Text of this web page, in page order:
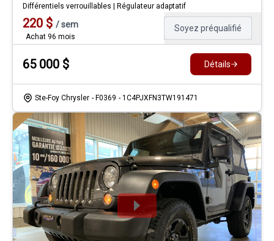
Différentiels verrouillables | Régulateur adaptatif
220 $ /sem
Achat 96 mois
Soyez préqualifié
65 000 $ Détails
Ste-Foy Chrysler - F0369 - 1C4PJXFN3TW191471